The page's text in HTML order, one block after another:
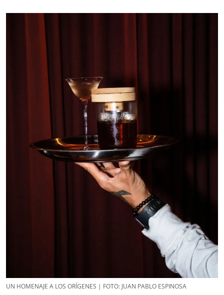
UN HOMENAJE A LOS ORÍGENES | FOTO: JUAN PABLO ESPINOSA